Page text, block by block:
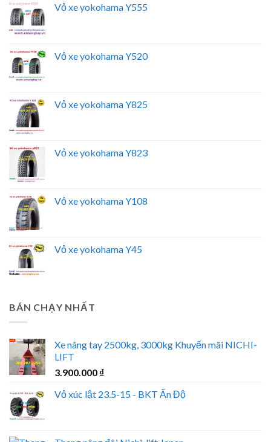
Vỏ xe yokohama Y555
Vỏ xe yokohama Y520
Vỏ xe yokohama Y825
Vỏ xe yokohama Y823
Vỏ xe yokohama Y108
Vỏ xe yokohama Y45
BÁN CHẠY NHẤT
Xe nâng tay 2500kg, 3000kg Khuyến mãi NICHI-
LIFT
3.900.000 ₫
Vỏ xúc lật 23.5-15 - BKT Ấn Độ